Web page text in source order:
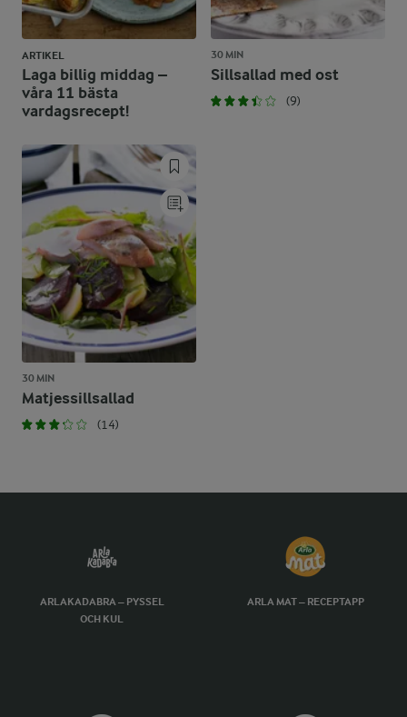
ARTIKEL
Laga billig middag –
våra 11 bästa
vardagsrecept!
30 MIN
Sillsallad med ost
(9)
30 MIN
Matjessillsallad
(14)
ARLAKADABRA – PYSSEL
OCH KUL
ARLA MAT – RECEPTAPP